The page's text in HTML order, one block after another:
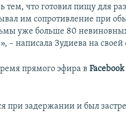
тем, что готовил пищу для
им сопротивление при
уже больше 80
– написала Зудиева на
прямого эфира вFacebook
при задержании и был